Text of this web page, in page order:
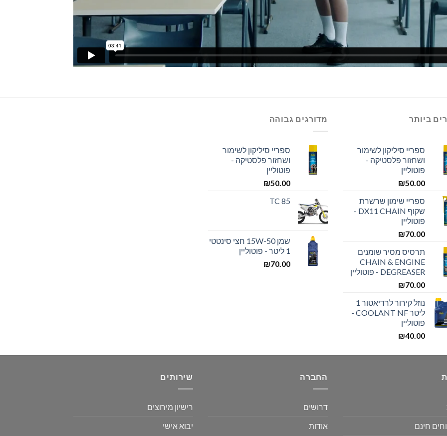
ביותר
ספריי סיליקון לשימור
ושחזור פלסטיקה -
פוטוליין
₪50.00
ספריי שימון שרשרת
שקוף DX11 CHAIN -
פוטוליין
₪70.00
תרסיס מסיר שומנים
CHAIN & ENGINE
DEGREASER - פוטוליין
₪70.00
נוזל קירור לרדיאטור 1
ליטר COOLANT NF -
פוטוליין
₪40.00
מדורגים גבוהה
ספריי סיליקון לשימור
ושחזור פלסטיקה -
פוטוליין
₪50.00
TC 85
שמן 15W-50 חצי סינטטי
1 ליטר - פוטוליין
₪70.00
חינם
החברה
דרושים
אודות
שירותים
רישיון מירוצים
יבוא אישי